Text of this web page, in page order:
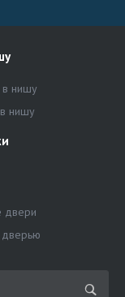
нишу
нишу
двери